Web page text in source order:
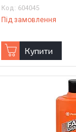
604045
Під замовлення
Купити